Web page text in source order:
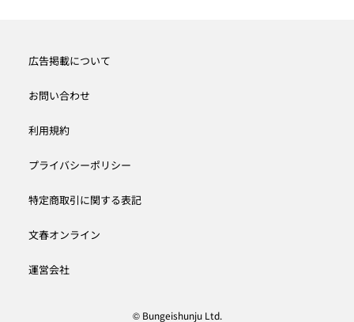
広告掲載について
お問い合わせ
利用規約
プライバシーポリシー
特定商取引に関する表記
文春オンライン
運営会社
© Bungeishunju Ltd.